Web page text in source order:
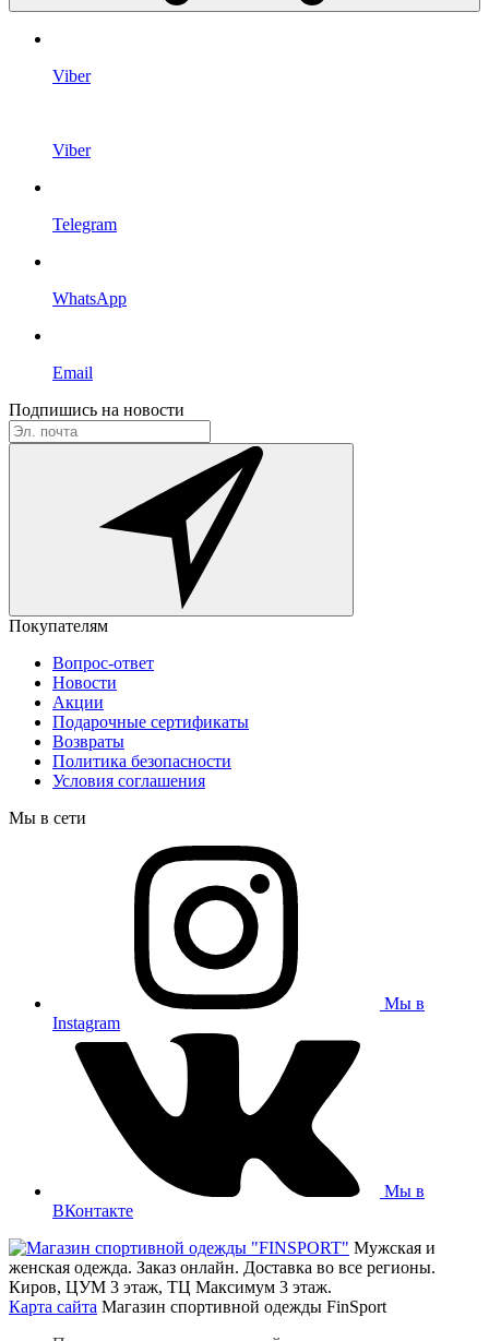
Viber
Viber
Telegram
WhatsApp
Email
Подпишись на новости
Покупателям
Вопрос-ответ
Новости
Акции
Подарочные сертификаты
Возвраты
Политика безопасности
Условия соглашения
Мы в сети
Мы в
Instagram
Мы в
ВКонтакте
Мужская и
женская одежда. Заказ онлайн. Доставка во все регионы.
Киров, ЦУМ 3 этаж, ТЦ Максимум 3 этаж.
Карта сайта Магазин спортивной одежды FinSport